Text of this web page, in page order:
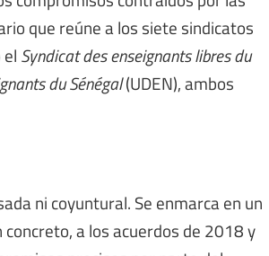
que reúne a los siete sindicatos
Syndicat des enseignants libres du
du Sénégal(UDEN), ambos
ni coyuntural. Se enmarca en un
a los acuerdos de 2018 y